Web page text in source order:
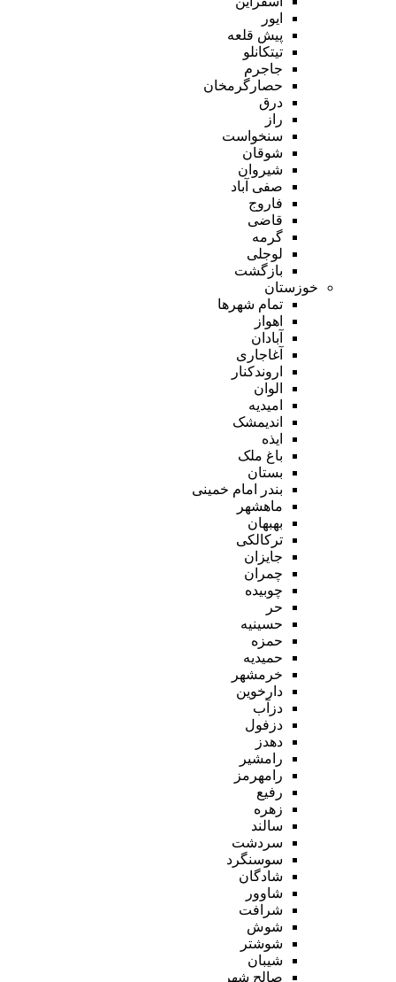
ایور
پیش قلعه
تیتکانلو
جاجرم
حصارگرمخان
درق
راز
سنخواست
شوقان
شیروان
صفی آباد
فاروج
قاضی
گرمه
لوجلی
بازگشت
خوزستان
تمام شهر‌ها
اهواز
آبادان
آغاجاری
اروندکنار
الوان
امیدیه
اندیمشک
ایذه
باغ ملک
بستان
بندر امام خمینی
ماهشهر
بهبهان
ترکالکی
جایزان
چمران
چوبیده
حر
حسینیه
حمزه
حمیدیه
خرمشهر
دارخوین
دزآب
دزفول
دهدز
رامشیر
رامهرمز
رفیع
زهره
سالند
سردشت
سوسنگرد
شادگان
شاوور
شرافت
شوش
شوشتر
شیبان
صالح شهر